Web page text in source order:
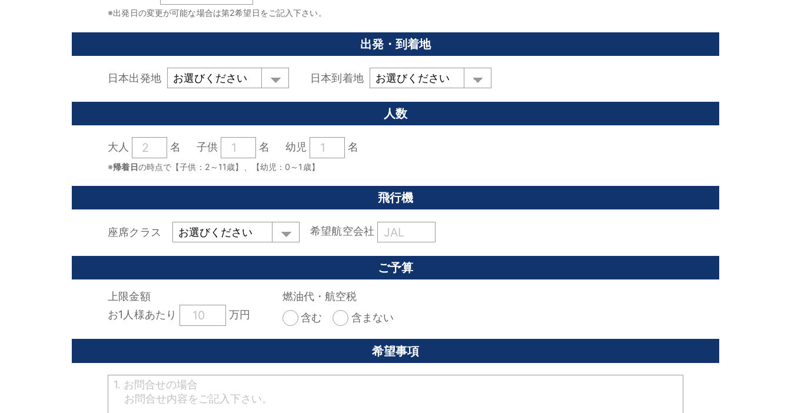
※出発日の変更が可能な場合は第2希望日をご記入下さい。
出発・到着地
日本出発地 日本到着地
人数
大人 名 子供 名 幼児 名
※帰着日の時点で【子供：2～11歳】、【幼児：0～1歳】
飛行機
座席クラス 希望航空会社
ご予算
上限金額
お1人様あたり
万円
燃油代・航空税
含む
含まない
希望事項